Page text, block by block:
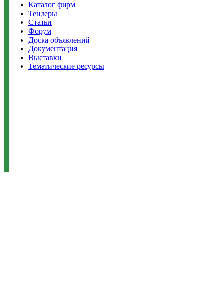
Каталог фирм
Тендеры
Статьи
Форум
Доска объявлений
Документация
Выставки
Тематические ресурсы